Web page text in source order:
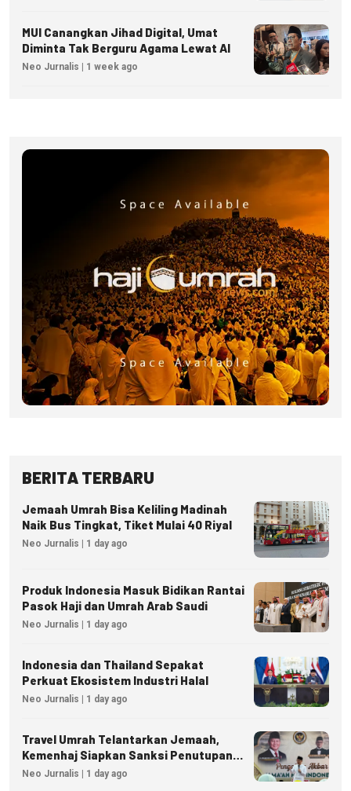
MUI Canangkan Jihad Digital, Umat
Diminta Tak Berguru Agama Lewat AI
Neo Jurnalis | 1 week ago
BERITA TERBARU
Jemaah Umrah Bisa Keliling Madinah
Naik Bus Tingkat, Tiket Mulai 40 Riyal
Neo Jurnalis | 1 day ago
Produk Indonesia Masuk Bidikan Rantai
Pasok Haji dan Umrah Arab Saudi
Neo Jurnalis | 1 day ago
Indonesia dan Thailand Sepakat
Perkuat Ekosistem Industri Halal
Neo Jurnalis | 1 day ago
Travel Umrah Telantarkan Jemaah,
Kemenhaj Siapkan Sanksi Penutupan
Izin hingga Pidana
Neo Jurnalis | 1 day ago